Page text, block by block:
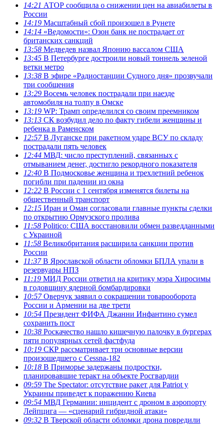
14:21 АТОР сообщила о снижении цен на авиабилеты в
России
14:19 Масштабный сбой произошел в Рунете
14:14 «Ведомости»: Озон банк не пострадает от
британских санкций
13:58 Медведев назвал Японию вассалом США
13:45 В Петербурге достроили новый тоннель зеленой
ветки метро
13:38 В эфире «Радиостанции Судного дня» прозвучали
три сообщения
13:29 Восемь человек пострадали при наезде
автомобиля на толпу в Омске
13:19 WP: Трамп определился со своим преемником
13:13 СК возбудил дело по факту гибели женщины и
ребенка в Раменском
12:57В Луганске при ракетном ударе ВСУ по складу
пострадали пять человек
12:44 МВД: число преступлений, связанных с
отмыванием денег, достигло рекордного показателя
12:40 В Подмосковье женщина и трехлетний ребенок
погибли при падении из окна
12:22 В России с 1 сентября изменятся билеты на
общественный транспорт
12:15 Иран и Оман согласовали главные пункты сделки
по открытию Ормузского пролива
11:58 Politico: США восстановили обмен разведданными
с Украиной
11:58 Великобритания расширила санкции против
России
11:37В Ярославской области обломки БПЛА упали в
резервуары НПЗ
11:19 МИД России ответил на критику мэра Хиросимы
в годовщину ядерной бомбардировки
10:57Оверчук заявил о сокращении товарооборота
России и Армении на две трети
10:54 Президент ФИФА Джанни Инфантино сумел
сохранить пост
10:38 Роскачество нашло кишечную палочку в бургерах
пяти популярных сетей фастфуда
10:19 СКР рассматривает три основные версии
произошедшего с Cessna-182
10:18 В Приморье задержаны подростки,
планировавшие теракт на объекте Росгвардии
09:59 The Spectator: отсутствие ракет для Patriot у
Украины приведет к поражению Киева
09:54 МВД Германии: инцидент с дроном в аэропорту
Лейпцига — «сценарий гибридной атаки»
09:32 В Тверской области обломки дрона повредили